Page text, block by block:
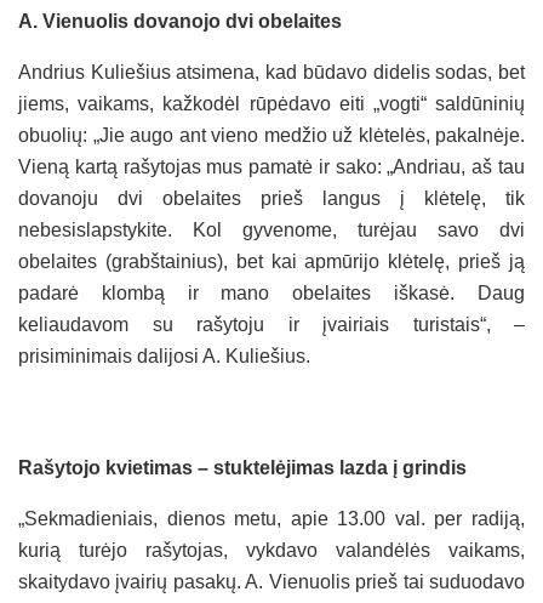
A. Vienuolis dovanojo dvi obelaites
Andrius Kuliešius atsimena, kad būdavo didelis sodas, bet
jiems, vaikams, kažkodėl rūpėdavo eiti „vogti“ saldūninių
obuolių: „Jie augo ant vieno medžio už klėtelės, pakalnėje.
Vieną kartą rašytojas mus pamatė ir sako: „Andriau, aš tau
dovanoju dvi obelaites prieš langus į klėtelę, tik
nebesislapstykite. Kol gyvenome, turėjau savo dvi
obelaites (grabštainius), bet kai apmūrijo klėtelę, prieš ją
padarė klombą ir mano obelaites iškasė. Daug
keliaudavom su rašytoju ir įvairiais turistais“, –
prisiminimais dalijosi A. Kuliešius.
Rašytojo kvietimas – stuktelėjimas lazda į grindis
„Sekmadieniais, dienos metu, apie 13.00 val. per radiją,
kurią turėjo rašytojas, vykdavo valandėlės vaikams,
skaitydavo įvairių pasakų. A. Vienuolis prieš tai suduodavo